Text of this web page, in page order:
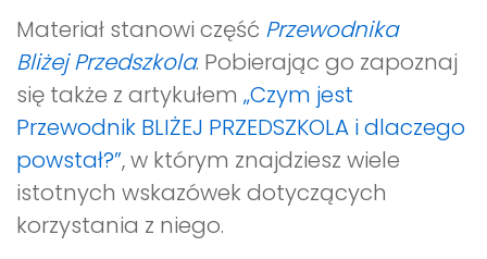
Materiał stanowi część Przewodnika
Bliżej Przedszkola. Pobierając go zapoznaj
się także z artykułem „Czym jest
Przewodnik BLIŻEJ PRZEDSZKOLA i dlaczego
powstał?”, w którym znajdziesz wiele
istotnych wskazówek dotyczących
korzystania z niego.